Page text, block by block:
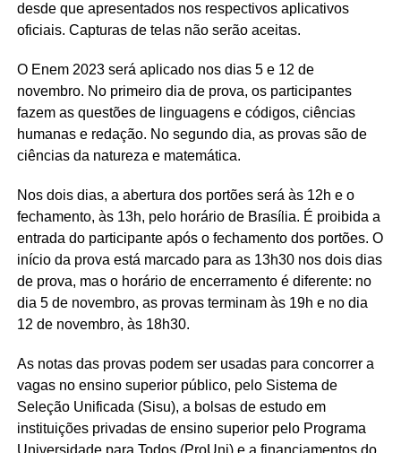
desde que apresentados nos respectivos aplicativos
oficiais. Capturas de telas não serão aceitas.
O Enem 2023 será aplicado nos dias 5 e 12 de
novembro. No primeiro dia de prova, os participantes
fazem as questões de linguagens e códigos, ciências
humanas e redação. No segundo dia, as provas são de
ciências da natureza e matemática.
Nos dois dias, a abertura dos portões será às 12h e o
fechamento, às 13h, pelo horário de Brasília. É proibida a
entrada do participante após o fechamento dos portões. O
início da prova está marcado para as 13h30 nos dois dias
de prova, mas o horário de encerramento é diferente: no
dia 5 de novembro, as provas terminam às 19h e no dia
12 de novembro, às 18h30.
As notas das provas podem ser usadas para concorrer a
vagas no ensino superior público, pelo Sistema de
Seleção Unificada (Sisu), a bolsas de estudo em
instituições privadas de ensino superior pelo Programa